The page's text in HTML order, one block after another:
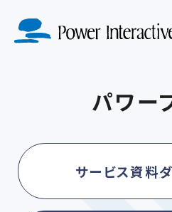
パワー
サービス資料